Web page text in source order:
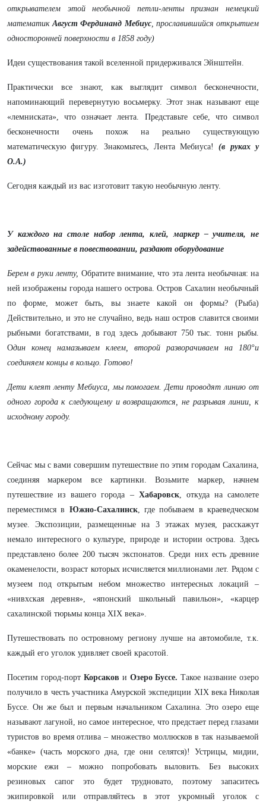
открывателем этой необычной петли-ленты признан немецкий
математикАвгуст Фердинанд Мебиус, прославившийся открытием
односторонней поверхности в 1858 году)
Идеи существования такой вселенной придерживался Эйнштейн.
Практически все знают, как выглядит символ бесконечности,
напоминающий перевернутую восьмерку. Этот знак называют еще
«лемниската», что означает лента. Представьте себе, что символ
бесконечности очень похож на реально существующую
математическую фигуру. Знакомьтесь, Лента Мебиуса!(в руках у
О.А.)
Сегодня каждый из вас изготовит такую необычную ленту.
У каждого на столе набор лента, клей, маркер – учителя, не
задействованные в повествовании, раздают оборудование
Берем в руки ленту, Обратите внимание, что эта лента необычная: на
ней изображены города нашего острова. Остров Сахалин необычный
по форме, может быть, вы знаете какой он формы? (Рыба)
Действительно, и это не случайно, ведь наш остров славится своими
рыбными богатствами, в год здесь добывают 750 тыс. тонн рыбы.
Один конец намазываем клеем, второй разворачиваем на 180°и
соединяем концы в кольцо. Готово!
Дети клеят ленту Мебиуса, мы помогаем. Дети проводят линию от
одного города к следующему и возвращаются, не разрывая линии, к
исходному городу.
Сейчас мы с вами совершим путешествие по этим городам Сахалина,
соединяя маркером все картинки. Возьмите маркер, начнем
путешествие из вашего города – Хабаровск, откуда на самолете
переместимся в Южно-Сахалинск, где побываем в краеведческом
музее. Экспозиции, размещенные на 3 этажах музея, расскажут
немало интересного о культуре, природе и истории острова. Здесь
представлено более 200 тысяч экспонатов. Среди них есть древние
окаменелости, возраст которых исчисляется миллионами лет. Рядом с
музеем под открытым небом множество интересных локаций –
«нивхская деревня», «японский школьный павильон», «карцер
сахалинской тюрьмы конца XIX века».
Путешествовать по островному региону лучше на автомобиле, т.к.
каждый его уголок удивляет своей красотой.
Посетим город-порт Корсаков и Озеро Буссе.Такое название озеро
получило в честь участника Амурской экспедиции XIX века Николая
Буссе. Он же был и первым начальником Сахалина. Это озеро еще
называют лагуной, но самое интересное, что предстает перед глазами
туристов во время отлива – множество моллюсков в так называемой
«банке» (часть морского дна, где они селятся)! Устрицы, мидии,
морские ежи – можно попробовать выловить. Без высоких
резиновых сапог это будет трудновато, поэтому запаситесь
экипировкой или отправляйтесь в этот укромный уголок с